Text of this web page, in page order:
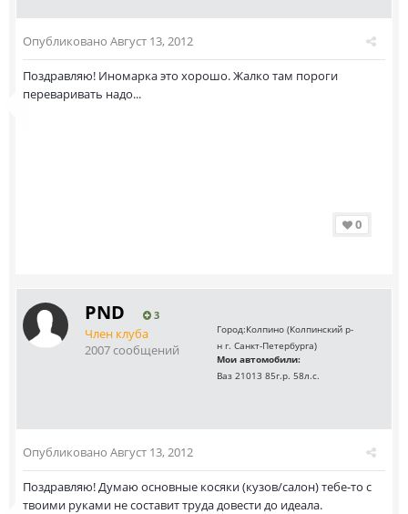
Опубликовано Август 13, 2012
Поздравляю! Иномарка это хорошо. Жалко там пороги
переваривать надо...
0
PND 3
Член клуба
2007 сообщений
Город:Колпино (Колпинский р-
н г. Санкт-Петербурга)
Мои автомобили:
Ваз 21013 85г.р. 58л.с.
Опубликовано Август 13, 2012
Поздравляю! Думаю основные косяки (кузов/салон) тебе-то с
твоими руками не составит труда довести до идеала.